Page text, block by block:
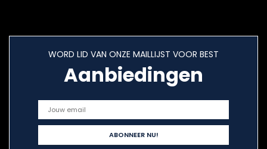
WORD LID VAN ONZE MAILLIJST VOOR BEST
Aanbiedingen